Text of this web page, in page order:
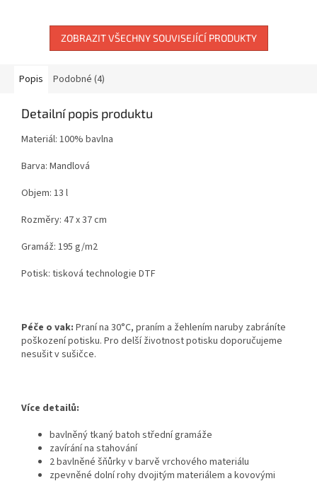
sedmitečné, tesařík...
ZOBRAZIT VŠECHNY SOUVISEJÍCÍ PRODUKTY
Popis Podobné (4)
Detailní popis produktu
Materiál: 100% bavlna
Barva: Mandlová
Objem: 13 l
Rozměry: 47 x 37 cm
Gramáž: 195 g/m2
Potisk: tisková technologie DTF
Péče o vak: Praní na 30°C, praním a žehlením naruby zabráníte
poškození potisku. Pro delší životnost potisku doporučujeme
nesušit v sušičce.
Více detailů:
bavlněný tkaný batoh střední gramáže
zavírání na stahování
2 bavlněné šňůrky v barvě vrchového materiálu
zpevněné dolní rohy dvojitým materiálem a kovovými